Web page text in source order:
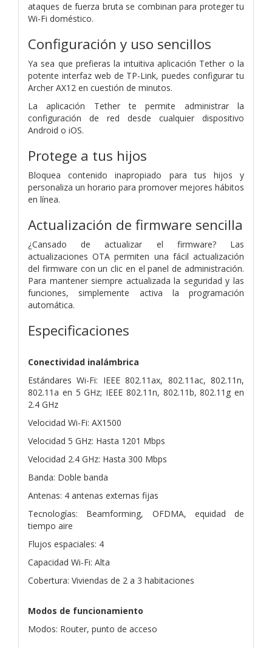
ataques de fuerza bruta se combinan para proteger tu
Wi-Fi doméstico.
Configuración y uso sencillos
Ya sea que prefieras la intuitiva aplicación Tether o la
potente interfaz web de TP-Link, puedes configurar tu
Archer AX12 en cuestión de minutos.
La aplicación Tether te permite administrar la
configuración de red desde cualquier dispositivo
Android o iOS.
Protege a tus hijos
Bloquea contenido inapropiado para tus hijos y
personaliza un horario para promover mejores hábitos
en línea.
Actualización de firmware sencilla
¿Cansado de actualizar el firmware? Las
actualizaciones OTA permiten una fácil actualización
del firmware con un clic en el panel de administración.
Para mantener siempre actualizada la seguridad y las
funciones, simplemente activa la programación
automática.
Especificaciones
Conectividad inalámbrica
Estándares Wi-Fi: IEEE 802.11ax, 802.11ac, 802.11n,
802.11a en 5 GHz; IEEE 802.11n, 802.11b, 802.11g en
2.4 GHz
Velocidad Wi-Fi: AX1500
Velocidad 5 GHz: Hasta 1201 Mbps
Velocidad 2.4 GHz: Hasta 300 Mbps
Banda: Doble banda
Antenas: 4 antenas externas fijas
Tecnologías: Beamforming, OFDMA, equidad de
tiempo aire
Flujos espaciales: 4
Capacidad Wi-Fi: Alta
Cobertura: Viviendas de 2 a 3 habitaciones
Modos de funcionamiento
Modos: Router, punto de acceso